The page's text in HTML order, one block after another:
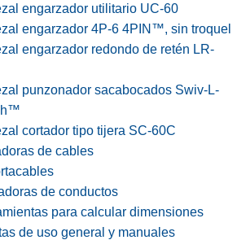
engarzador utilitario UC-60
engarzador 4P-6 4PIN™, sin troquel
engarzador redondo de retén LR-
punzonador sacabocados Swiv-L-
cortador tipo tijera SC-60C
de cables
de conductos
para calcular dimensiones
de uso general y manuales